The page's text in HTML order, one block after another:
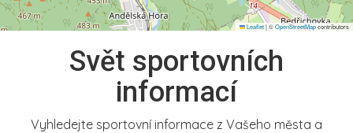
Leaflet|©OpenStreetMapcontributors
Svět sportovních
informací
Vyhledejte sportovní informace z Vašeho města a